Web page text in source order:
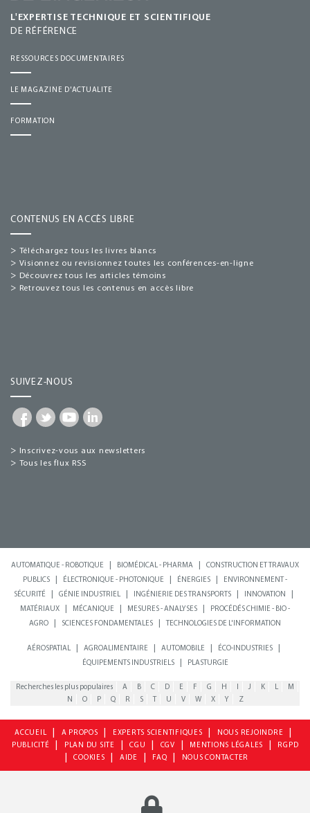
L'EXPERTISE TECHNIQUE ET SCIENTIFIQUE
DE RÉFÉRENCE
RESSOURCES DOCUMENTAIRES
LE MAGAZINE D'ACTUALITE
FORMATION
CONTENUS EN ACCÈS LIBRE
> Téléchargez tous les livres blancs
> Visionnez ou revisionnez toutes les conférences-en-ligne
> Découvrez tous les articles témoins
> Retrouvez tous les contenus en accès libre
SUIVEZ-NOUS
> Inscrivez-vous aux newsletters
> Tous les flux RSS
AUTOMATIQUE - ROBOTIQUE BIOMÉDICAL - PHARMA
CONSTRUCTION ET TRAVAUX
PUBLICS
ÉLECTRONIQUE - PHOTONIQUE ÉNERGIES
ENVIRONNEMENT -
SÉCURITÉ
GÉNIE INDUSTRIEL INGÉNIERIE DES TRANSPORTS INNOVATION
MATÉRIAUX MÉCANIQUE MESURES - ANALYSES
PROCÉDÉS CHIMIE - BIO -
AGRO
SCIENCES FONDAMENTALES TECHNOLOGIES DE L'INFORMATION
AÉROSPATIAL AGROALIMENTAIRE AUTOMOBILE ÉCO-INDUSTRIES
ÉQUIPEMENTS INDUSTRIELS PLASTURGIE
Recherches les plus populaires A B C D E F G H J K L
M
N
O P Q R S U V W X Y Z
ACCUEIL A PROPOS EXPERTS SCIENTIFIQUES NOUS REJOINDRE
PUBLICITÉ PLAN DU SITE CGU CGV MENTIONS LÉGALES RGPD
COOKIES AIDE FAQ NOUS CONTACTER